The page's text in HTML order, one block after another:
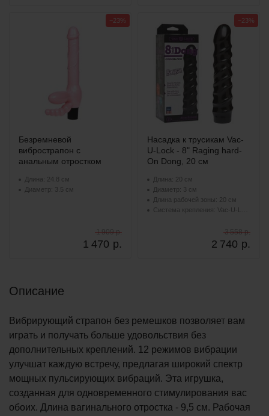
Безремневой
вибрострапон с
анальным отростком
Длина: 24.8 см
Диаметр: 3.5 см
1 470 р.
1 909 р.
−23%
Насадка к трусикам Vac-
U-Lock - 8" Raging hard-
On Dong, 20 см
Длина: 20 см
Диаметр: 3 см
Длина рабочей зоны: 20 см
Система крепления: Vac-U-Lock
2 740 р.
3 558 р.
−23%
Описание
Вибрирующий страпон без ремешков позволяет вам
играть и получать больше удовольствия без
дополнительных креплений. 12 режимов вибрации
улучшат каждую встречу, предлагая широкий спектр
мощных пульсирующих вибраций. Эта игрушка,
созданная для одновременного стимулирования вас
обоих. Длина вагинального отростка - 9,5 см. Рабочая